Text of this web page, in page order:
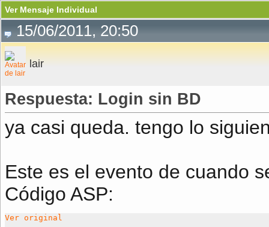
Ver Mensaje Individual
15/06/2011, 20:50
lair
Respuesta: Login sin BD
ya casi queda. tengo lo
Este es el evento de cuando
Código ASP:
Ver original